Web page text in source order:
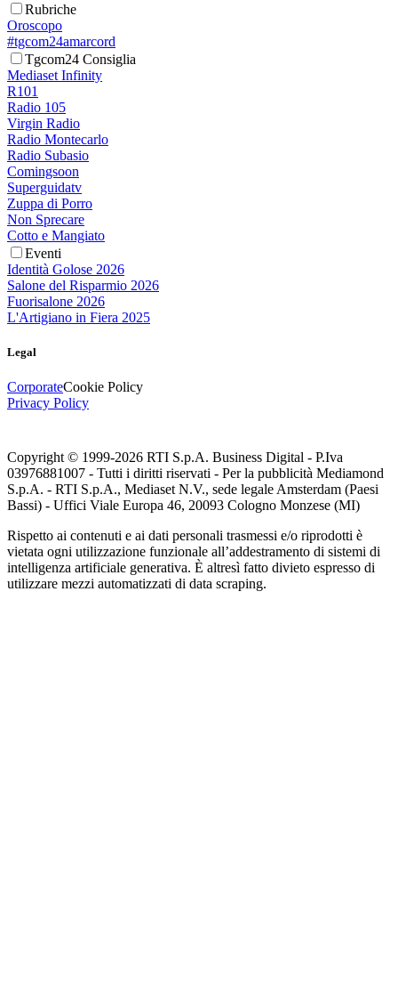
Rubriche
Oroscopo
#tgcom24amarcord
Tgcom24 Consiglia
Mediaset Infinity
R101
Radio 105
Virgin Radio
Radio Montecarlo
Radio Subasio
Comingsoon
Superguidatv
Zuppa di Porro
Non Sprecare
Cotto e Mangiato
Eventi
Identità Golose 2026
Salone del Risparmio 2026
Fuorisalone 2026
L'Artigiano in Fiera 2025
Legal
CorporateCookie Policy
Privacy Policy
Copyright © 1999-2026 RTI S.p.A. Business Digital - P.Iva
03976881007 - Tutti i diritti riservati - Per la pubblicità Mediamond
S.p.A. - RTI S.p.A., Mediaset N.V., sede legale Amsterdam (Paesi
Bassi) - Uffici Viale Europa 46, 20093 Cologno Monzese (MI)
Rispetto ai contenuti e ai dati personali trasmessi e/o riprodotti è
vietata ogni utilizzazione funzionale all’addestramento di sistemi di
intelligenza artificiale generativa. È altresì fatto divieto espresso di
utilizzare mezzi automatizzati di data scraping.